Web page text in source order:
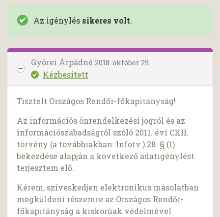
Az igénylés sikeres volt.
Györei Árpádné 2018. október 29.
Kézbesített
Tisztelt Országos Rendőr-főkapitányság!
Az információs önrendelkezési jogról és az
információszabadságról szóló 2011. évi CXII.
törvény (a továbbiakban: Infotv.) 28. § (1)
bekezdése alapján a következő adatigénylést
terjesztem elő.
Kérem, szíveskedjen elektronikus másolatban
megküldeni részemre az Országos Rendőr-
főkapitányság a kiskorúak védelmével